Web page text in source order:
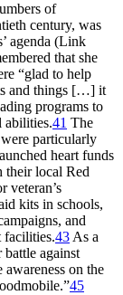
of
century, was
agenda (Link
that she
“glad to help
and things […] it
programs to
abilities.41 The
particularly
heart funds
their local Red
veteran’s
kits in schools,
and
facilities.43 As a
against
on the
45